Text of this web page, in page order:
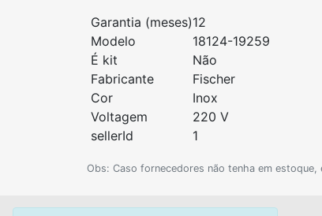
Garantia (meses)12
Modelo
18124-19259
É kit
Não
Fabricante
Fischer
Cor
Inox
Voltagem
220 V
sellerId
1
Obs: Caso fornecedores não tenha em